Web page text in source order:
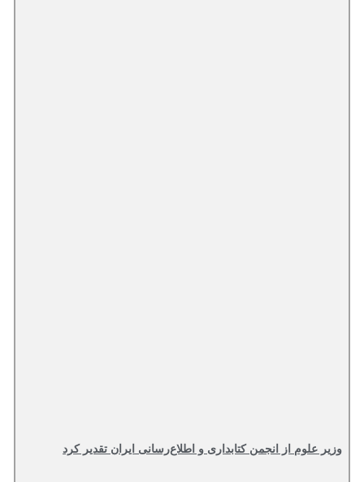
وزیر علوم از انجمن کتابداری و اطلاع‌رسانی ایران تقدیر کرد